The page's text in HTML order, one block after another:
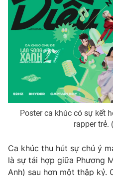
Chuyên mục khác
Emagazine
Photo
Video
VTV Money
Thị trường 24h
Poster ca khúc có sự kết
rapper trẻ.
Ca khúc thu hút sự chú ý
là sự tái hợp giữa Phương
Anh) sau hơn một thập kỷ.